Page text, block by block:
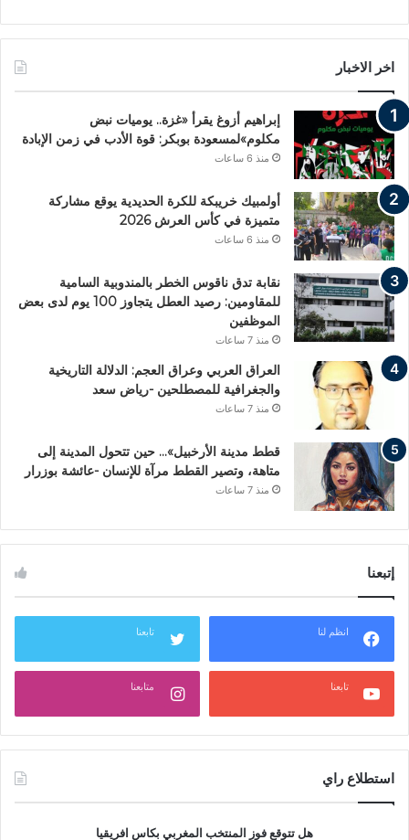
اخر الاخبار
إبراهيم أزوغ يقرأ «غزة.. يوميات نبض
مكلوم»لمسعودة بوبكر: قوة الأدب في زمن الإبادة
منذ 6 ساعات
أولمبيك خريبكة للكرة الحديدية يوقع مشاركة
متميزة في كأس العرش 2026
منذ 6 ساعات
نقابة تدق ناقوس الخطر بالمندوبية السامية
للمقاومين: رصيد العطل يتجاوز 100 يوم لدى بعض
الموظفين
منذ 7 ساعات
العراق العربي وعراق العجم: الدلالة التاريخية
والجغرافية للمصطلحين -رياض سعد
منذ 7 ساعات
قطط مدينة الأرخبيل»… حين تتحول المدينة إلى
متاهة، وتصير القطط مرآة للإنسان -عائشة بوزرار
منذ 7 ساعات
إتبعنا
انظم لنا تابعنا
تابعنا متابعنا
استطلاع راي
هل تتوقع فوز المنتخب المغربي بكاس افريقيا